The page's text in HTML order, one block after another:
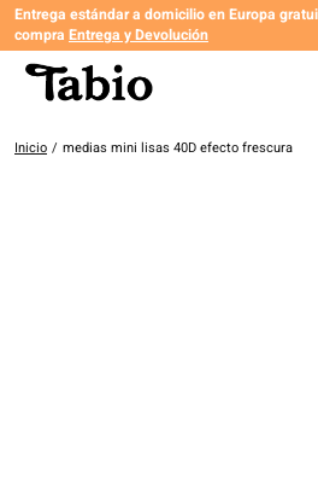
Entrega estándar a domicilio en Europa
compra Entrega y Devolución
Inicio / medias mini lisas 40D efecto frescura